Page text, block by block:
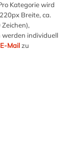
Kategorie wird
Breite, ca.
werden individuell
E-Mailzu